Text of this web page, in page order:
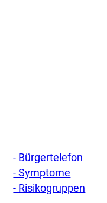
- Bürgertelefon
- Symptome
- Risikogruppen